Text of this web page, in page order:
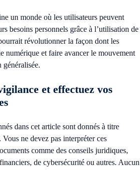
un monde où les utilisateurs peuvent
besoins personnels grâce à l’utilisation de
révolutionner la façon dont les
numérique et faire avancer le mouvement
généralisée.
et effectuez vos
dans cet article sont donnés à titre
ne devez pas interpréter ces
comme des conseils juridiques,
de cybersécurité ou autres. Aucun